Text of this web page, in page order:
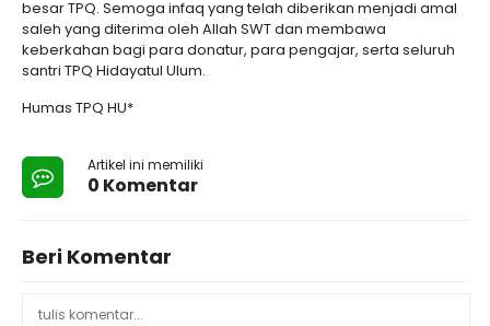
besar TPQ. Semoga infaq yang telah diberikan menjadi amal
saleh yang diterima oleh Allah SWT dan membawa
keberkahan bagi para donatur, para pengajar, serta seluruh
santri TPQ Hidayatul Ulum.
Humas TPQ HU*
Artikel ini memiliki
0 Komentar
Beri Komentar